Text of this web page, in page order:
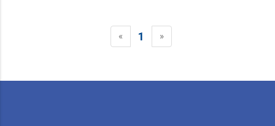
« 1 »